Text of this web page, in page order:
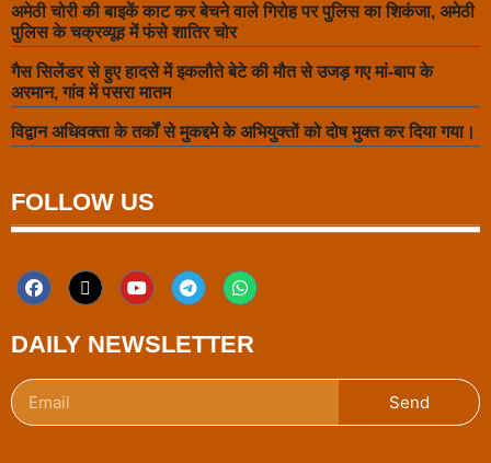
अमेठी चोरी की बाइकें काट कर बेचने वाले गिरोह पर पुलिस का शिकंजा, अमेठी
पुलिस के चक्रव्यूह में फंसे शातिर चोर
गैस सिलेंडर से हुए हादसे में इकलौते बेटे की मौत से उजड़ गए मां-बाप के
अरमान, गांव में पसरा मातम
विद्वान अधिवक्ता के तर्कों से मुकद्दमे के अभियुक्तों को दोष मुक्त कर दिया गया।
FOLLOW US
DAILY NEWSLETTER
Send